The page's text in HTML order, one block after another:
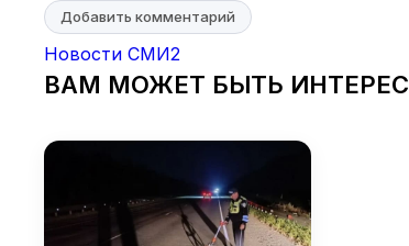
Добавить комментарий
Новости СМИ2
ВАМ МОЖЕТ БЫТЬ